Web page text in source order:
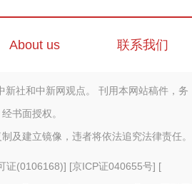
About us 联系我们
新社和中新网观点。 刊用本网站稿件，务
经书面授权。
及建立镜像，违者将依法追究法律责任。
证(0106168)] [京ICP证040655号] [